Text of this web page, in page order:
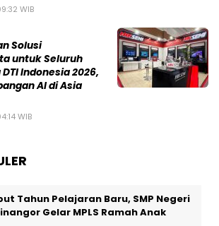
WIB
Solusi
untuk Seluruh
Indonesia 2026,
AI di Asia
WIB
Tahun Pelajaran Baru, SMP Negeri
Gelar MPLS Ramah Anak